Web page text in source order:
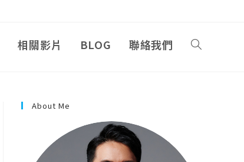
相關影片 BLOG 聯絡我們
About Me